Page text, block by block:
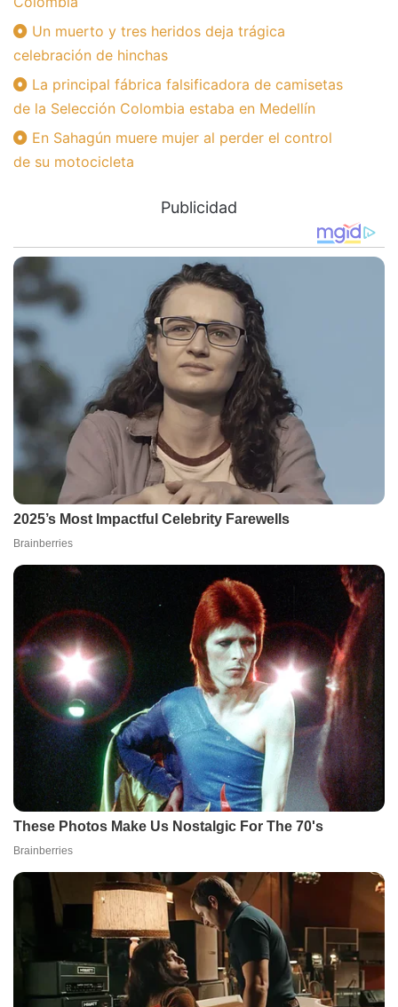
Un muerto y tres heridos deja trágica
celebración de hinchas
La principal fábrica falsificadora de camisetas
de la Selección Colombia estaba en Medellín
En Sahagún muere mujer al perder el control
de su motocicleta
Publicidad